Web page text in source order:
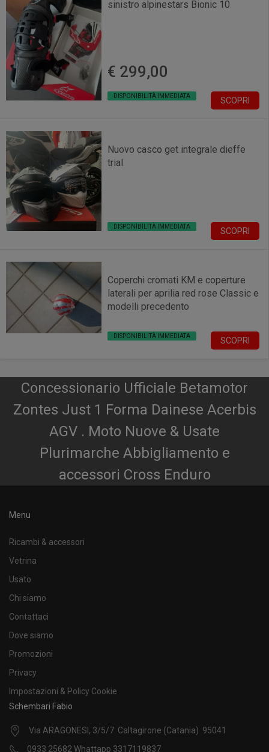
sinistro alpinestars Bionic 10
€ 299,00
DISPONIBILITÀ IMMEDIATA SCOPRI
Nuovo casco get integrale dieffe
trial
DISPONIBILITÀ IMMEDIATA SCOPRI
Coperchi cromati KM e coperture
laterali per aprilia red rose Classic e
modelli precedento
DISPONIBILITÀ IMMEDIATA SCOPRI
Concessionario Ufficiale Betamotor
Zontes Just 1 Forma Dainese Acerbis
AGV . Moto Nuove & Usate
Plurimarche Abbigliamento e
accessori Cross Enduro
Menu
Ricambi & accessori
Vetrina
Usato
Chi siamo
Contattaci
Dove siamo
Promozioni
Privacy
Impostazioni & Policy Cookie
Schembari Fabio
Via ARAGONESI, 3/5/7 Caltagirone (Catania) 95041
0933 25682 Whattapp 3317119837